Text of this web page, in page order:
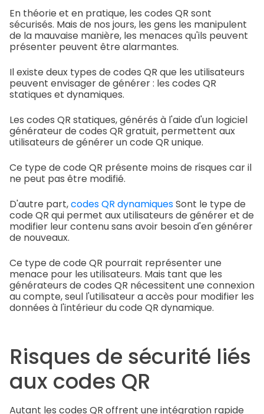
En théorie et en pratique, les codes QR sont
sécurisés. Mais de nos jours, les gens les manipulent
de la mauvaise manière, les menaces qu'ils peuvent
présenter peuvent être alarmantes.
Il existe deux types de codes QR que les utilisateurs
peuvent envisager de générer : les codes QR
statiques et dynamiques.
Les codes QR statiques, générés à l'aide d'un logiciel
générateur de codes QR gratuit, permettent aux
utilisateurs de générer un code QR unique.
Ce type de code QR présente moins de risques car il
ne peut pas être modifié.
D'autre part,codes QR dynamiquesSont le type de
code QR qui permet aux utilisateurs de générer et de
modifier leur contenu sans avoir besoin d'en générer
de nouveaux.
Ce type de code QR pourrait représenter une
menace pour les utilisateurs. Mais tant que les
générateurs de codes QR nécessitent une connexion
au compte, seul l'utilisateur a accès pour modifier les
données à l'intérieur du code QR dynamique.
Risques de sécurité liés
aux codes QR
Autant les codes QR offrent une intégration rapide